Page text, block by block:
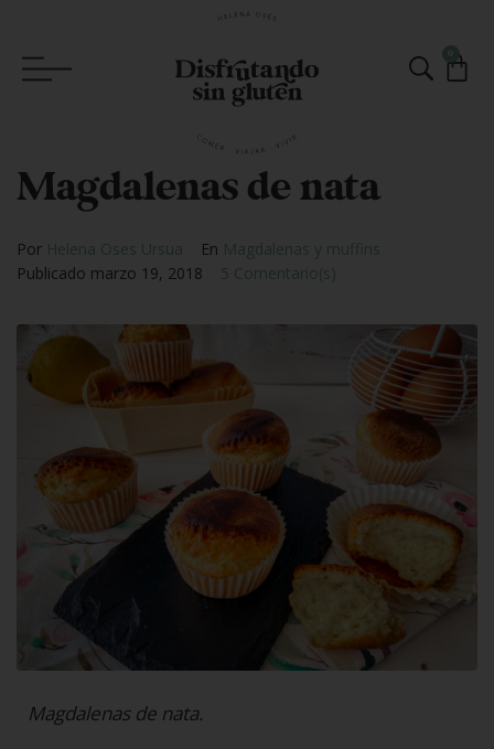
Magdalenas de nata
Por Helena Oses Ursua En Magdalenas y muffins
Publicado marzo 19, 2018 5 Comentario(s)
Magdalenas de nata.